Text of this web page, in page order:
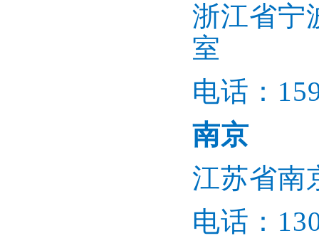
浙江省宁
室
电话：
南京
江苏省南
电话：